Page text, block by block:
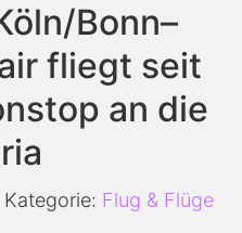
Bonn–
fliegt seit
an die
Flug & Flüge